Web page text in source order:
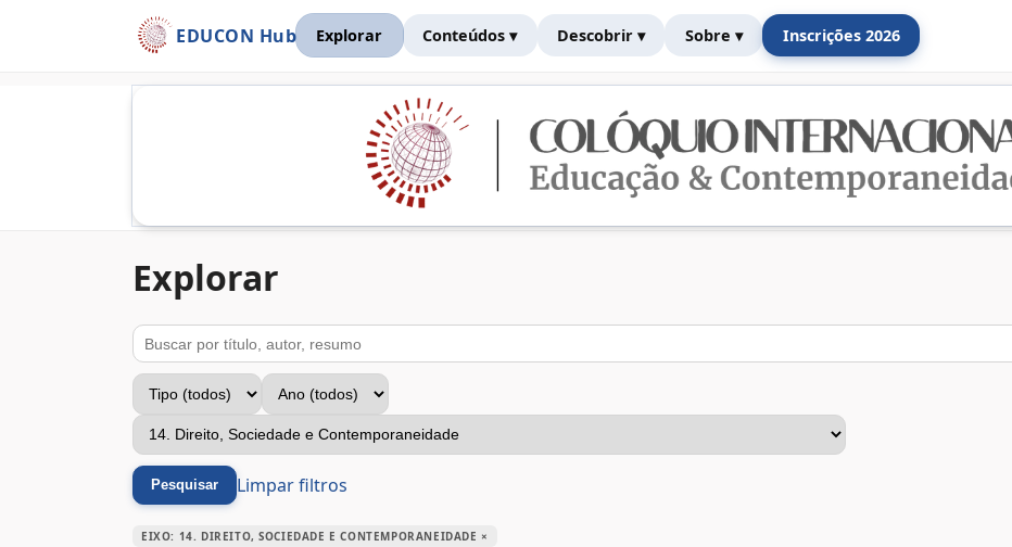
EDUCON Hub Explorar Conteúdos ▾ Descobrir ▾ Sobre ▾ Inscrições 2026
Explorar
Buscar
Tipo
Ano
Eixo temático
Pesquisar Limpar filtros
EIXO: 14. DIREITO, SOCIEDADE E CONTEMPORANEIDADE ×